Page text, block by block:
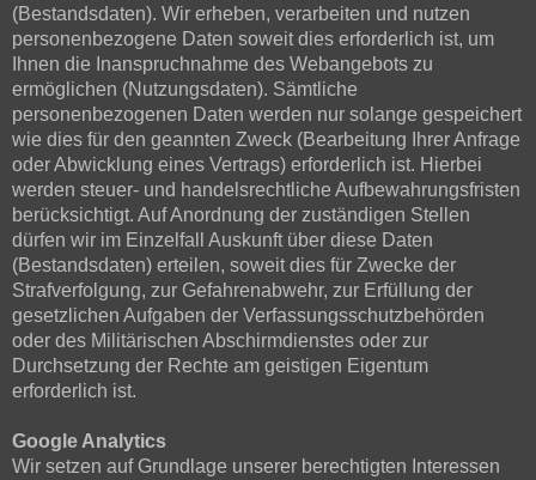
(Bestandsdaten). Wir erheben, verarbeiten und nutzen
personenbezogene Daten soweit dies erforderlich ist, um
Ihnen die Inanspruchnahme des Webangebots zu
ermöglichen (Nutzungsdaten). Sämtliche
personenbezogenen Daten werden nur solange gespeichert
wie dies für den geannten Zweck (Bearbeitung Ihrer Anfrage
oder Abwicklung eines Vertrags) erforderlich ist. Hierbei
werden steuer- und handelsrechtliche Aufbewahrungsfristen
berücksichtigt. Auf Anordnung der zuständigen Stellen
dürfen wir im Einzelfall Auskunft über diese Daten
(Bestandsdaten) erteilen, soweit dies für Zwecke der
Strafverfolgung, zur Gefahrenabwehr, zur Erfüllung der
gesetzlichen Aufgaben der Verfassungsschutzbehörden
oder des Militärischen Abschirmdienstes oder zur
Durchsetzung der Rechte am geistigen Eigentum
erforderlich ist.
Google Analytics
Wir setzen auf Grundlage unserer berechtigten Interessen